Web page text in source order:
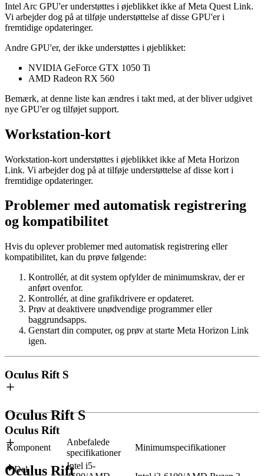
Intel Arc GPU'er understøttes i øjeblikket ikke af Meta Quest Link.
Vi arbejder dog på at tilføje understøttelse af disse GPU'er i
fremtidige opdateringer.
Andre GPU'er, der ikke understøttes i øjeblikket:
NVIDIA GeForce GTX 1050 Ti
AMD Radeon RX 560
Bemærk, at denne liste kan ændres i takt med, at der bliver udgivet
nye GPU'er og tilføjet support.
Workstation-kort
Workstation-kort understøttes i øjeblikket ikke af Meta Horizon
Link. Vi arbejder dog på at tilføje understøttelse af disse kort i
fremtidige opdateringer.
Problemer med automatisk registrering
og kompatibilitet
Hvis du oplever problemer med automatisk registrering eller
kompatibilitet, kan du prøve følgende:
Kontrollér, at dit system opfylder de minimumskrav, der er
anført ovenfor.
Kontrollér, at dine grafikdrivere er opdateret.
Prøv at deaktivere unødvendige programmer eller
baggrundsapps.
Genstart din computer, og prøv at starte Meta Horizon Link
igen.
Oculus Rift S
Oculus Rift S
Komponent
Anbefalede
specifikationer
Minimumspecifikationer
Intel i5-
Oculus Rift
Oculus Rift
Del